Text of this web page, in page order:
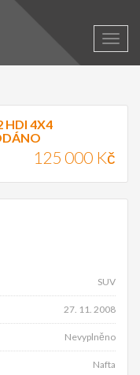
HDI 4X4
125 000 Kč
SUV
27. 11. 2008
Nevyplněno
Nafta